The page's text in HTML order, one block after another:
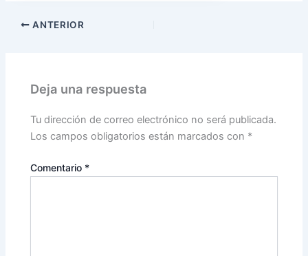
ANTERIOR
Deja una respuesta
Tu dirección de correo electrónico no será publicada.
Los campos obligatorios están marcados con *
Comentario *